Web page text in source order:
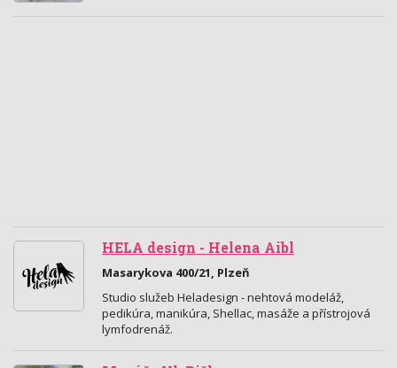
HELA design - Helena Aibl
Masarykova 400/21, Plzeň
Studio služeb Heladesign - nehtová modeláž,
pedikúra, manikúra, Shellac, masáže a přístrojová
lymfodrenáž.